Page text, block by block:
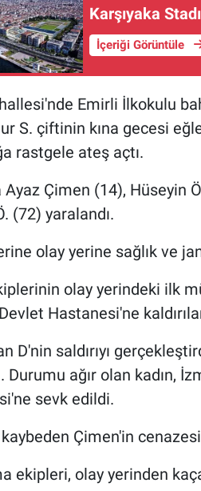
Karşıyaka
İçeriği Görüntüle
Emirli İlkokulu
S. çiftinin kına gecesi
rastgele ateş açtı.
Ayaz Çimen (14), Hüseyin
(72) yaralandı.
olay yerine sağlık ve
olay yerindeki ilk
Hastanesi'ne
D'nin saldırıyı
Durumu ağır olan kadın,
sevk edildi.
kaybeden Çimen'in
ekipleri, olay yerinden